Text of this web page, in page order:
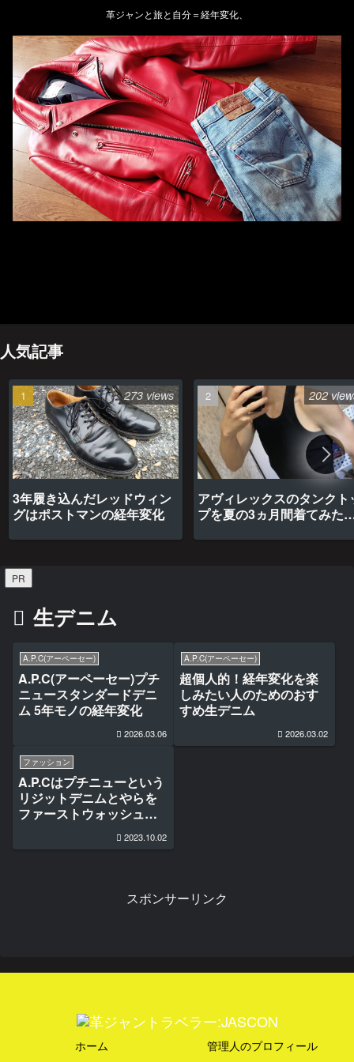
革ジャンと旅と自分＝経年変化、
人気記事
3年履き込んだレッドウィン
グはポストマンの経年変化
273 views
アヴィレックスのタンクト
プを夏の3ヵ月間着てみた
202
PR
生デニム
A.P.C(アーペーセー)
A.P.C(アーペーセー)プチ
ニュースタンダードデニ
ム 5年モノの経年変化
2026.03.06
A.P.C(アーペーセー)
超個人的！経年変化を楽
しみたい人のためのおす
すめ生デニム
2026.03.02
ファッション
A.P.Cはプチニューという
リジットデニムとやらを
ファーストウォッシュし
2023.10.02
スポンサーリンク
ホーム
管理人のプロフィール